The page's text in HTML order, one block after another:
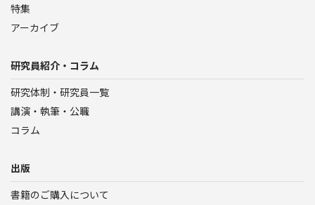
特集
アーカイブ
研究員紹介・コラム
研究体制・研究員一覧
講演・執筆・公職
コラム
出版
書籍のご購入について